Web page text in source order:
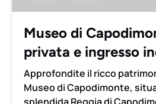
ingresso
Museo di
privata e ingresso
Approfondite il ricco
Museo di Capodimonte,
splendida Reggia di